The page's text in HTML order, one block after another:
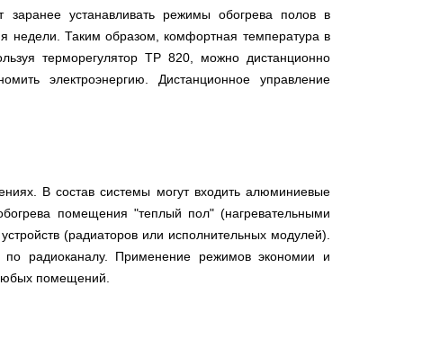
устанавливать режимы обогрева полов в
недели. Таким образом, комфортная температура в
терморегулятор ТР 820, можно дистанционно
электроэнергию. Дистанционное управление
В состав системы могут входить алюминиевые
помещения "теплый пол" (нагревательными
(радиаторов или исполнительных модулей).
радиоканалу. Применение режимов экономии и
помещений.